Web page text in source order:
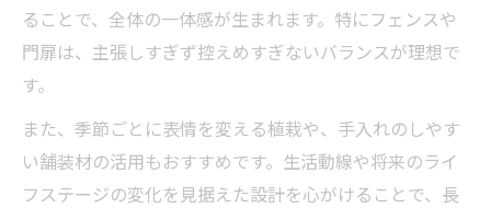
ることで、全体の一体感が生まれます。特にフェンスや
門扉は、主張しすぎず控えめすぎないバランスが理想で
す。
また、季節ごとに表情を変える植栽や、手入れのしやす
い舗装材の活用もおすすめです。生活動線や将来のライ
フステージの変化を見据えた設計を心がけることで、長